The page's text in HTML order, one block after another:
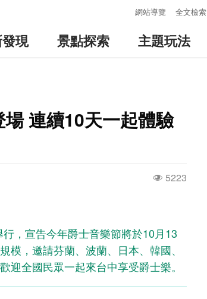
網站導覽 全文檢索
現 景點探索 主題玩法
連續10天一起體驗
5223
，宣告今年爵士音樂節將於10月13
，邀請芬蘭、波蘭、日本、韓國、
迎全國民眾一起來台中享受爵士樂。